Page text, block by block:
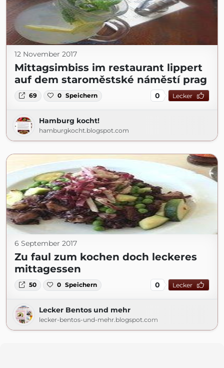
12 November 2017
Mittagsimbiss im restaurant lippert
auf dem staroměstské náměstí prag
69 0 Speichern 0 Lecker
Hamburg kocht!
hamburgkocht.blogspot.com
6 September 2017
Zu faul zum kochen doch leckeres
mittagessen
50 0 Speichern 0 Lecker
Lecker Bentos und mehr
lecker-bentos-und-mehr.blogspot.com